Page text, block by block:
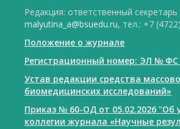
Редакция: ответственный
malyutina_a@bsuedu.ru, тел.: +7
Положение о журнале
Регистрационный номер: ЭЛ № ФС
Устав редакции средства
биомедицинских исследований»
Приказ № 60-ОД от 05.02.2026
коллегии журнала «Научные